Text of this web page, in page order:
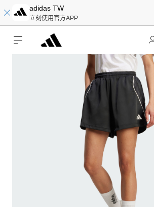
adidas TW
立刻使用官方APP